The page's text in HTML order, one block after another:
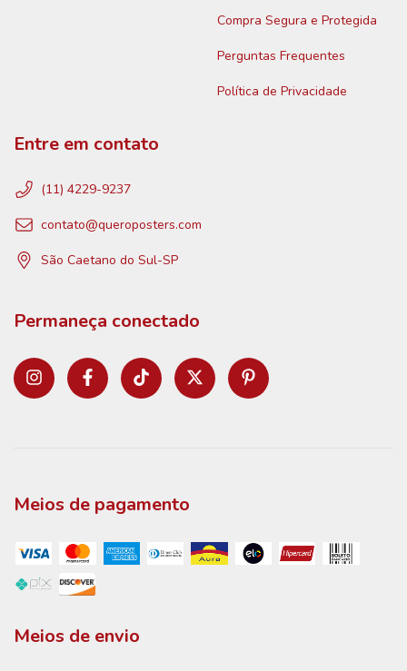
Compra Segura e Protegida
Perguntas Frequentes
Política de Privacidade
Entre em contato
(11) 4229-9237
contato@queroposters.com
São Caetano do Sul-SP
Permaneça conectado
Meios de pagamento
Meios de envio